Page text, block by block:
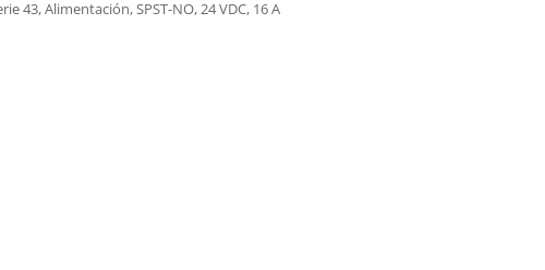
43, Alimentación, SPST-NO, 24 VDC, 16 A